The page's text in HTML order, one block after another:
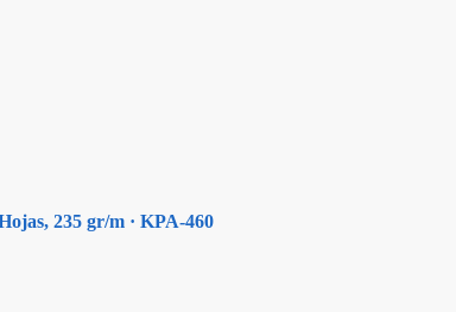
235 gr/m · KPA-460